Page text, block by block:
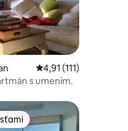
hodnotení: 116
Priemerné
4,91 (111)
s umením.
hosťami